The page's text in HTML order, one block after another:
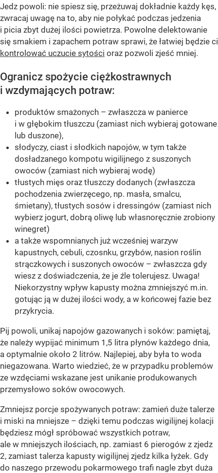
Jedz powoli: nie spiesz się, przeżuwaj dokładnie każdy kęs,
zwracaj uwagę na to, aby nie połykać podczas jedzenia
i picia zbyt dużej ilości powietrza. Powolne delektowanie
się smakiem i zapachem potraw sprawi, że łatwiej będzie ci
kontrolować uczucie sytości oraz pozwoli zjeść mniej.
Ogranicz spożycie ciężkostrawnych
i wzdymających potraw:
produktów smażonych – zwłaszcza w panierce
i w głębokim tłuszczu (zamiast nich wybieraj gotowane
lub duszone),
słodyczy, ciast i słodkich napojów, w tym także
dosładzanego kompotu wigilijnego z suszonych
owoców (zamiast nich wybieraj wodę)
tłustych mięs oraz tłuszczy dodanych (zwłaszcza
pochodzenia zwierzęcego, np. masła, smalcu,
śmietany), tłustych sosów i dressingów (zamiast nich
wybierz jogurt, dobrą oliwę lub własnoręcznie zrobiony
winegret)
a także wspomnianych już wcześniej warzyw
kapustnych, cebuli, czosnku, grzybów, nasion roślin
strączkowych i suszonych owoców – zwłaszcza gdy
wiesz z doświadczenia, że je źle tolerujesz. Uwaga!
Niekorzystny wpływ kapusty można zmniejszyć m.in.
gotując ją w dużej ilości wody, a w końcowej fazie bez
przykrycia.
Pij powoli, unikaj napojów gazowanych i soków: pamiętaj,
że należy wypijać minimum 1,5 litra płynów każdego dnia,
a optymalnie około 2 litrów. Najlepiej, aby była to woda
niegazowana. Warto wiedzieć, że w przypadku problemów
ze wzdęciami wskazane jest unikanie produkowanych
przemysłowo soków owocowych.
Zmniejsz porcje spożywanych potraw: zamień duże talerze
i miski na mniejsze – dzięki temu podczas wigilijnej kolacji
będziesz mógł spróbować wszystkich potraw,
ale w mniejszych ilościach, np. zamiast 6 pierogów z zjedz
2, zamiast talerza kapusty wigilijnej zjedz kilka łyżek. Gdy
do naszego przewodu pokarmowego trafi nagle zbyt duża